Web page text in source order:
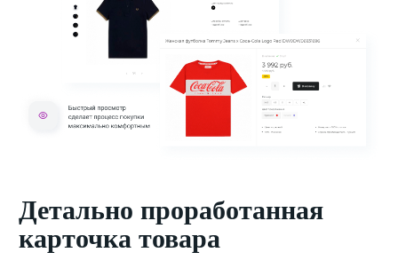
Детально проработанная
карточка товара